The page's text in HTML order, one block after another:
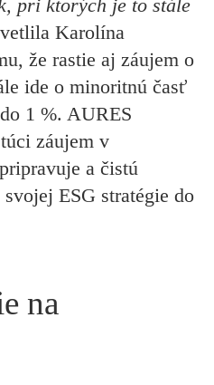
pri ktorých je to stále
Karolína
že rastie aj záujem o
ide o minoritnú časť
1 %. AURES
záujem v
a čistú
ESG stratégie do
na